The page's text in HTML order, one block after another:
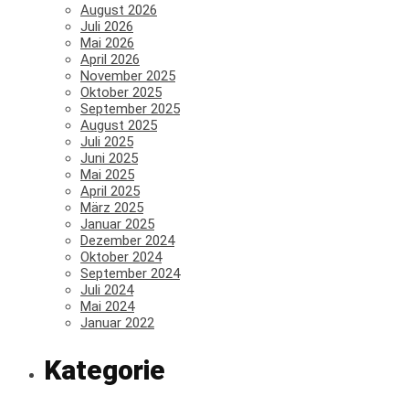
August 2026
Juli 2026
Mai 2026
April 2026
November 2025
Oktober 2025
September 2025
August 2025
Juli 2025
Juni 2025
Mai 2025
April 2025
März 2025
Januar 2025
Dezember 2024
Oktober 2024
September 2024
Juli 2024
Mai 2024
Januar 2022
Kategorie